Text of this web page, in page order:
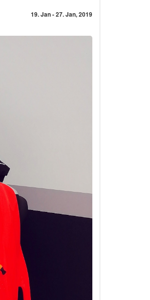
19. Jan - 27. Jan, 2019